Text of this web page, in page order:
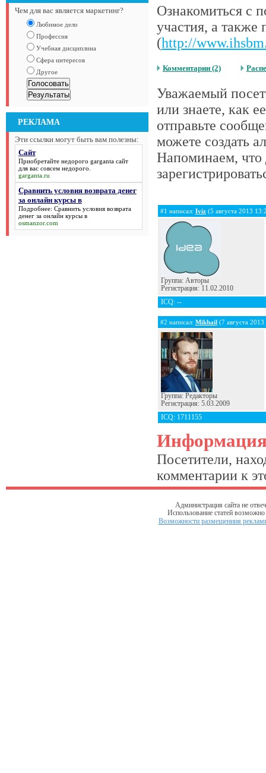
Чем для вас является маркетинг?
Любимое дело
Профессия
Учебная дисциплина
Сфера интересов
Другое
РЕКЛАМА
Эти ссылки могут быть вам полезны:
Сайт
Приобретайте недорого garganta сайт
для ваc совсем недорого.
garganta.ru
Сравнить условия возврата денег
за онлайн курсы в
Подробнее: Сравнить условия возврата
денег за онлайн курсы в
osmanzor.com
Ознакомиться с
участия, а также
(http://
Комментарии (2)
Уважаемый
или знаете, как
отправьте
можете создать
Напоминаем, что
#1 написал: Iviz(5 августа 2013
Группа: Авторы
Регистрация: 11.02.2010
ICQ: --
#2 написал: Mikhail(7 августа
Группа: Редакторы
Регистрация: 5.03.2009
ICQ: 1711155
Посетители,
комментарии к
Администрация сайта не
Использование статей
Возможности размещениия